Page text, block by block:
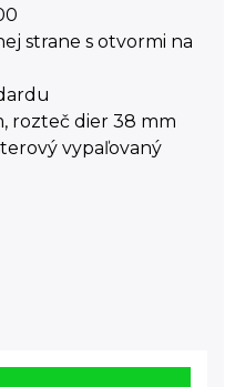
strane s otvormi na
rozteč dier 38 mm
vypaľovaný